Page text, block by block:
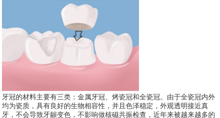
牙冠的材料主要有三类：金属牙冠、烤瓷冠和全瓷冠。由于全瓷冠内外
均为瓷质，具有良好的生物相容性，并且色泽稳定，外观透明接近真
牙，不会导致牙龈变色，不影响做核磁共振检查，近年来被越来越多的